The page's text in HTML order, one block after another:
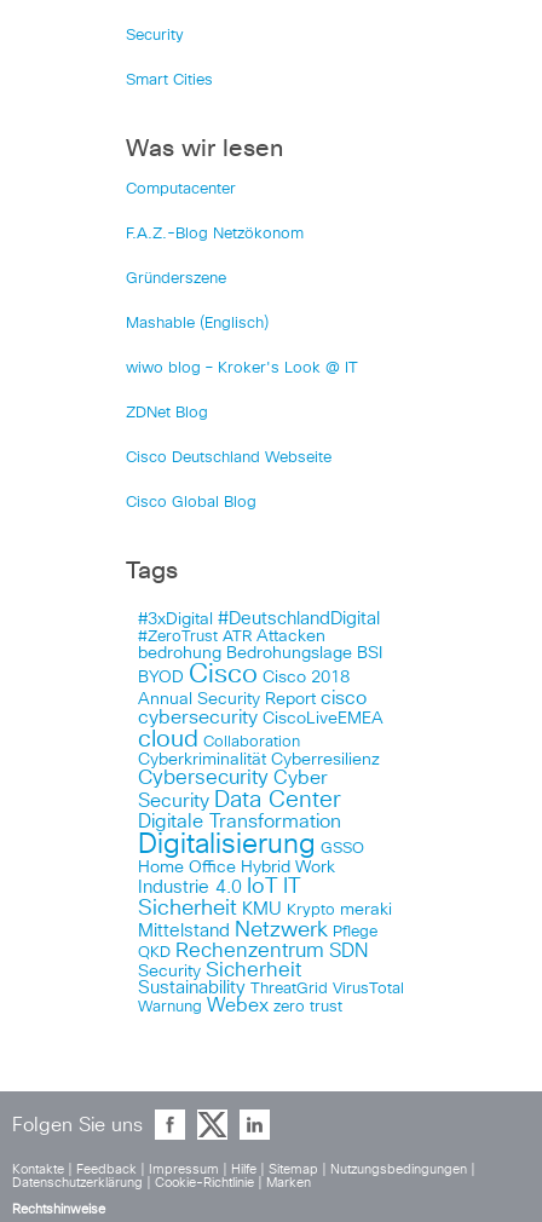
Security
Smart Cities
Was wir lesen
Computacenter
F.A.Z.-Blog Netzökonom
Gründerszene
Mashable (Englisch)
wiwo blog – Kroker's Look @ IT
ZDNet Blog
Cisco Deutschland Webseite
Cisco Global Blog
Tags
#3xDigital #DeutschlandDigital
#ZeroTrust ATR Attacken
bedrohung Bedrohungslage BSI
BYOD Cisco Cisco 2018
Annual Security Report cisco
cybersecurity CiscoLiveEMEA
cloud Collaboration
Cyberkriminalität Cyberresilienz
Cybersecurity Cyber
Security
Data Center
Digitale Transformation
Digitalisierung GSSO
Home Office Hybrid Work
Industrie 4.0 IoT
Sicherheit KMU Krypto meraki
Mittelstand Netzwerk Pflege
QKD Rechenzentrum SDN
Security Sicherheit
Sustainability ThreatGrid VirusTotal
Warnung Webex zero trust
Folgen Sie uns
Kontakte Feedback Impressum Hilfe Sitemap Nutzungsbedingungen
Datenschutzerklärung
Cookie-Richtlinie
Marken
Rechtshinweise